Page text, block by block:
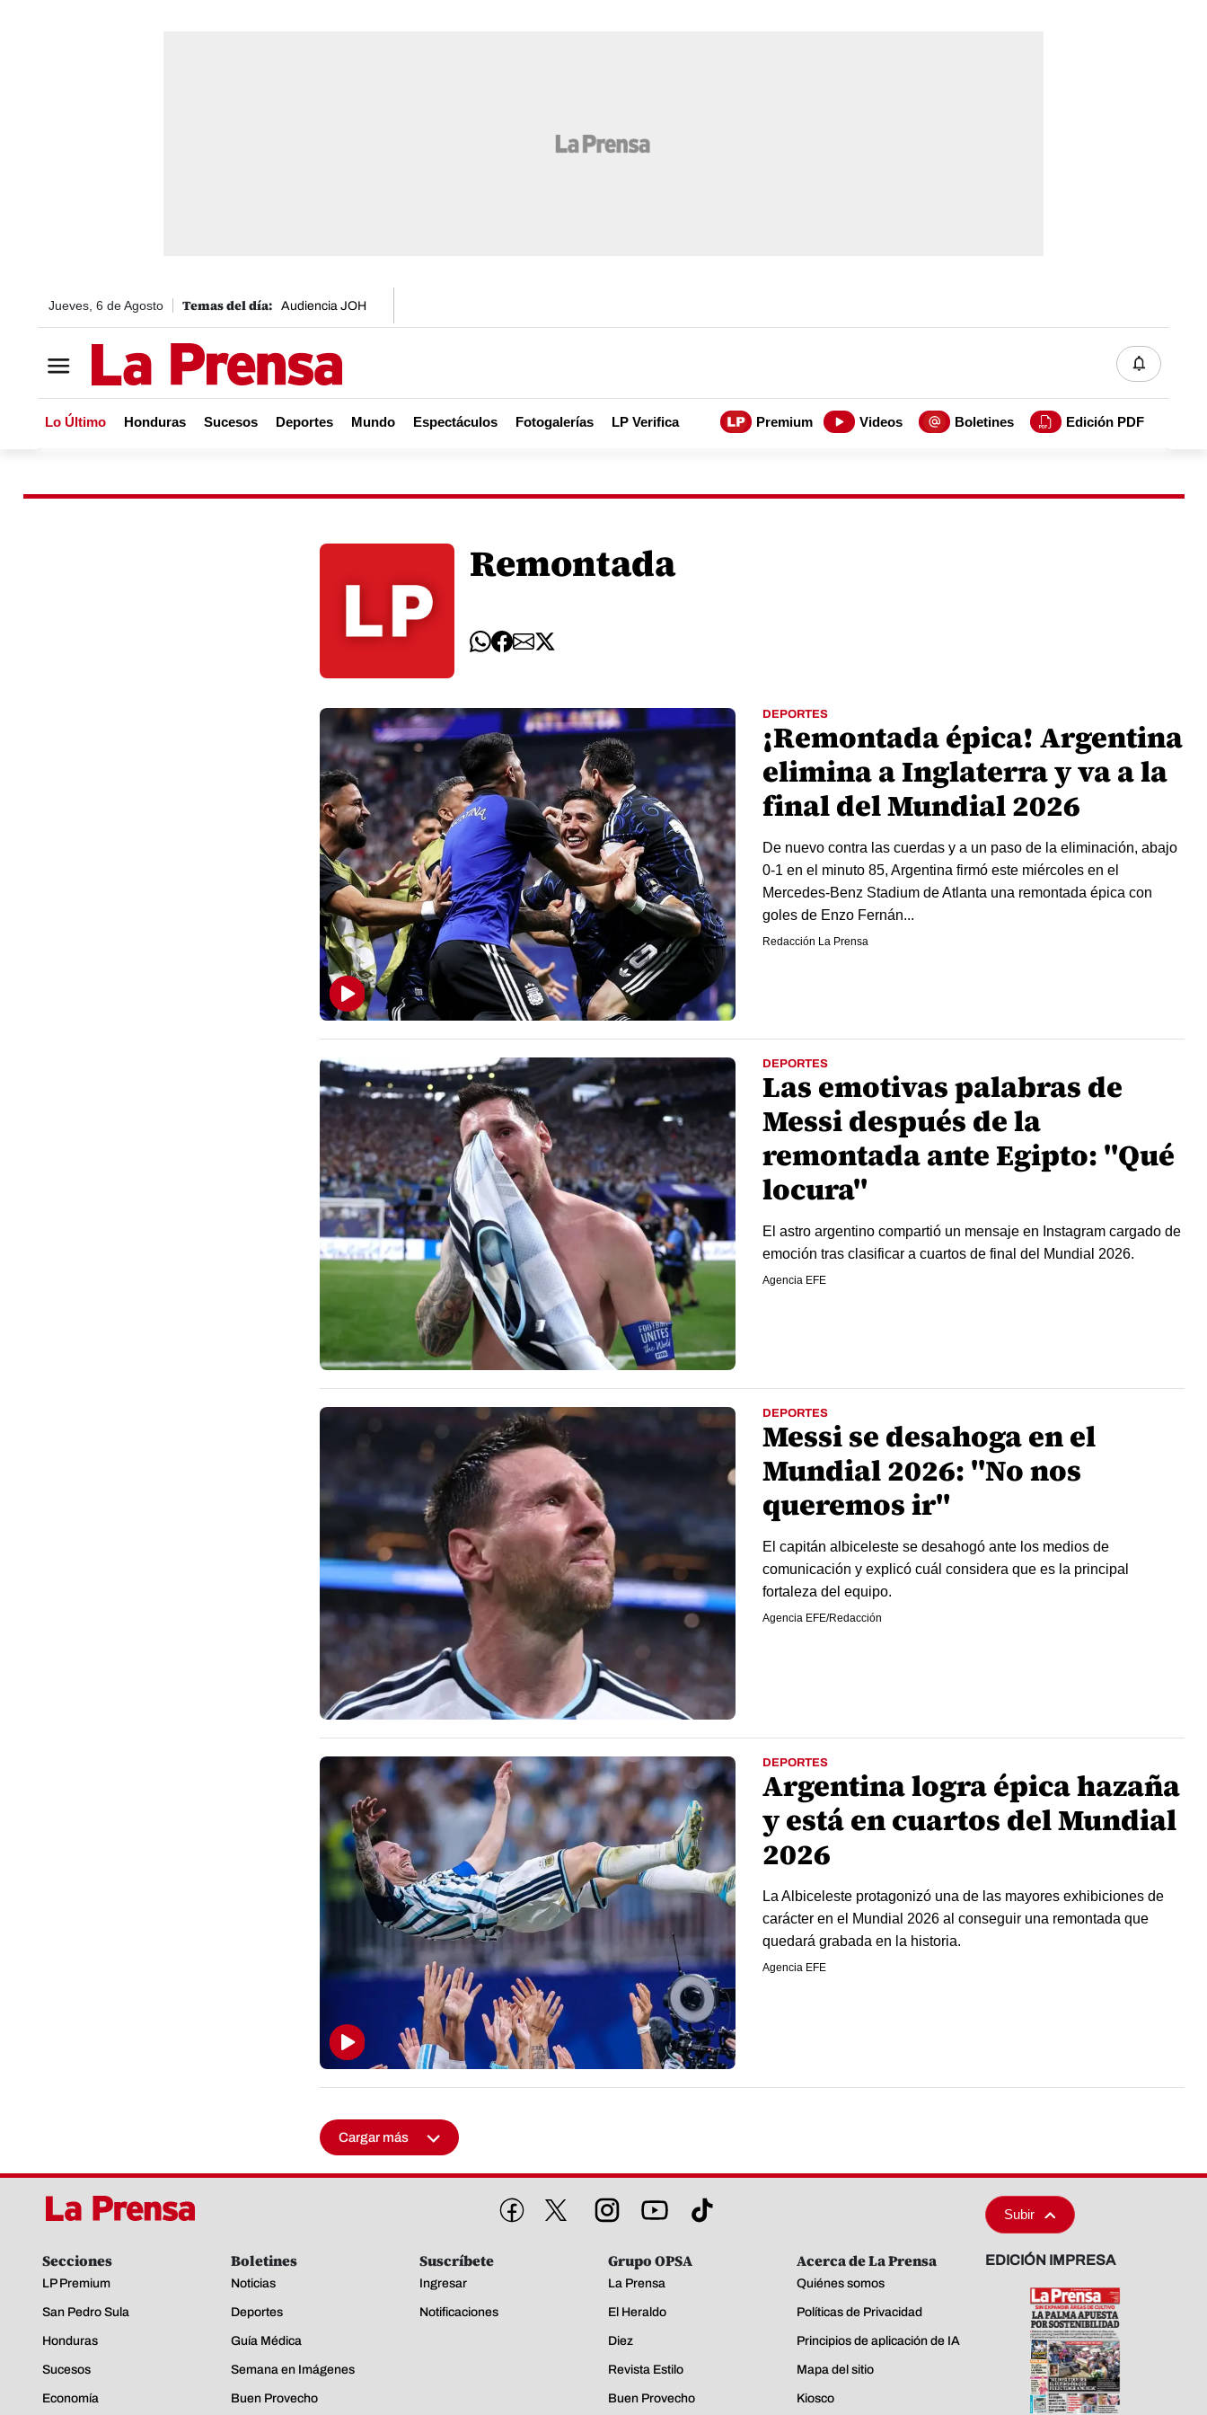
Jueves, 6 de Agosto Audiencia JOH
Lo Último Honduras Sucesos Deportes Mundo Espectáculos Fotogalerías LP Verifica Premium Videos Boletines Edición PDF
Remontada
DEPORTES
¡Remontada épica! Argentina
elimina a Inglaterra y va a la
final del Mundial 2026
De nuevo contra las cuerdas y a un paso de la eliminación, abajo
0-1 en el minuto 85, Argentina firmó este miércoles en el
Mercedes-Benz Stadium de Atlanta una remontada épica con
goles de Enzo Fernán...
Redacción La Prensa
DEPORTES
Las emotivas palabras de
Messi después de la
remontada ante Egipto: "Qué
locura"
El astro argentino compartió un mensaje en Instagram cargado de
emoción tras clasificar a cuartos de final del Mundial 2026.
Agencia EFE
DEPORTES
Messi se desahoga en el
Mundial 2026: "No nos
queremos ir"
El capitán albiceleste se desahogó ante los medios de
comunicación y explicó cuál considera que es la principal
fortaleza del equipo.
Agencia EFE/Redacción
DEPORTES
Argentina logra épica hazaña
y está en cuartos del Mundial
2026
La Albiceleste protagonizó una de las mayores exhibiciones de
carácter en el Mundial 2026 al conseguir una remontada que
quedará grabada en la historia.
Agencia EFE
Cargar más
Subir
Secciones
LP Premium
San Pedro Sula
Honduras
Sucesos
Economía
Boletines
Noticias
Deportes
Guía Médica
Semana en Imágenes
Buen Provecho
Suscríbete
Ingresar
Notificaciones
Grupo OPSA
La Prensa
El Heraldo
Diez
Revista Estilo
Buen Provecho
Acerca de La Prensa
Quiénes somos
Políticas de Privacidad
Principios de aplicación de IA
Mapa del sitio
Kiosco
EDICIÓN IMPRESA